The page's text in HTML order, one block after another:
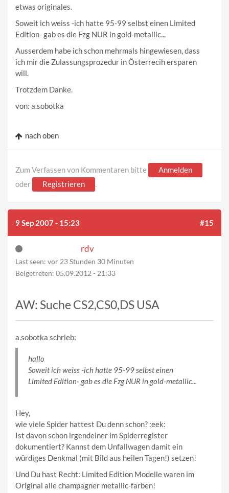
etwas originales.
Soweit ich weiss -ich hatte 95-99 selbst einen Limited
Edition- gab es die Fzg NUR in gold-metallic...
Ausserdem habe ich schon mehrmals hingewiesen, dass
ich mir die Zulassungsprozedur in Österrecih ersparen
will.
Trotzdem Danke.
von: a.sobotka
nach oben
Zum Verfassen von Kommentaren bitte
Anmelden
oder
Registrieren .
9 Sep 2007 - 15:23 #15
rdv
Last seen: vor 23 Stunden 30 Minuten
Beigetreten: 05.09.2012 - 21:33
AW: Suche CS2,CS0,DS USA
a.sobotka schrieb:
hallo
Soweit ich weiss -ich hatte 95-99 selbst einen
Limited Edition- gab es die Fzg NUR in gold-metallic...
Hey,
wie viele Spider hattest Du denn schon? :eek:
Ist davon schon irgendeiner im Spiderregister
dokumentiert? Kannst dem Unfallwagen damit ein
würdiges Denkmal (mit Bild aus heilen Tagen!) setzen!
Und Du hast Recht: Limited Edition Modelle waren im
Original alle champagner metallic-farben!